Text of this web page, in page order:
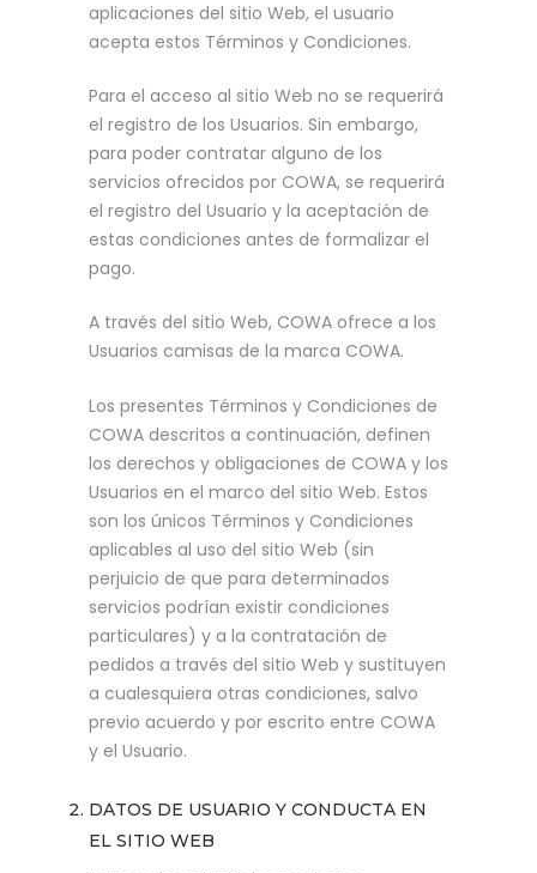
aplicaciones del sitio Web, el usuario
acepta estos Términos y Condiciones.
Para el acceso al sitio Web no se requerirá
el registro de los Usuarios. Sin embargo,
para poder contratar alguno de los
servicios ofrecidos por COWA, se requerirá
el registro del Usuario y la aceptación de
estas condiciones antes de formalizar el
pago.
A través del sitio Web, COWA ofrece a los
Usuarios camisas de la marca COWA.
Los presentes Términos y Condiciones de
COWA descritos a continuación, definen
los derechos y obligaciones de COWA y los
Usuarios en el marco del sitio Web. Estos
son los únicos Términos y Condiciones
aplicables al uso del sitio Web (sin
perjuicio de que para determinados
servicios podrían existir condiciones
particulares) y a la contratación de
pedidos a través del sitio Web y sustituyen
a cualesquiera otras condiciones, salvo
previo acuerdo y por escrito entre COWA
y el Usuario.
DATOS DE USUARIO Y CONDUCTA EN
EL SITIO WEB